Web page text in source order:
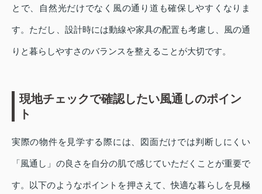
とで、自然光だけでなく風の通り道も確保しやすくなりま
す。ただし、設計時には動線や家具の配置も考慮し、風の通
りと暮らしやすさのバランスを整えることが大切です。
現地チェックで確認したい風通しのポイン
ト
実際の物件を見学する際には、図面だけでは判断しにくい
「風通し」の良さを自分の肌で感じていただくことが重要で
す。以下のようなポイントを押さえて、快適な暮らしを見極